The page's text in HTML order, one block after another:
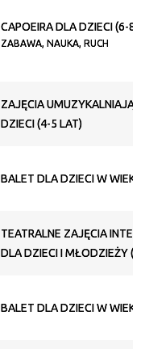
CAPOEIRA DLA DZIECI (6-8
ZABAWA, NAUKA, RUCH
ZAJĘCIA
DZIECI (4-5 LAT)
BALET DLA DZIECI W
TEATRALNE ZAJĘCIA
DLA DZIECI I MŁODZIEŻY
BALET DLA DZIECI W